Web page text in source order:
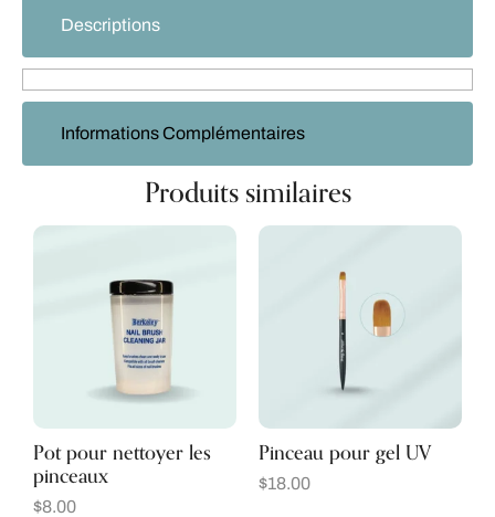
Descriptions
Informations Complémentaires
Produits similaires
Pot pour nettoyer les
pinceaux
$8.00
Pinceau pour gel UV
$18.00